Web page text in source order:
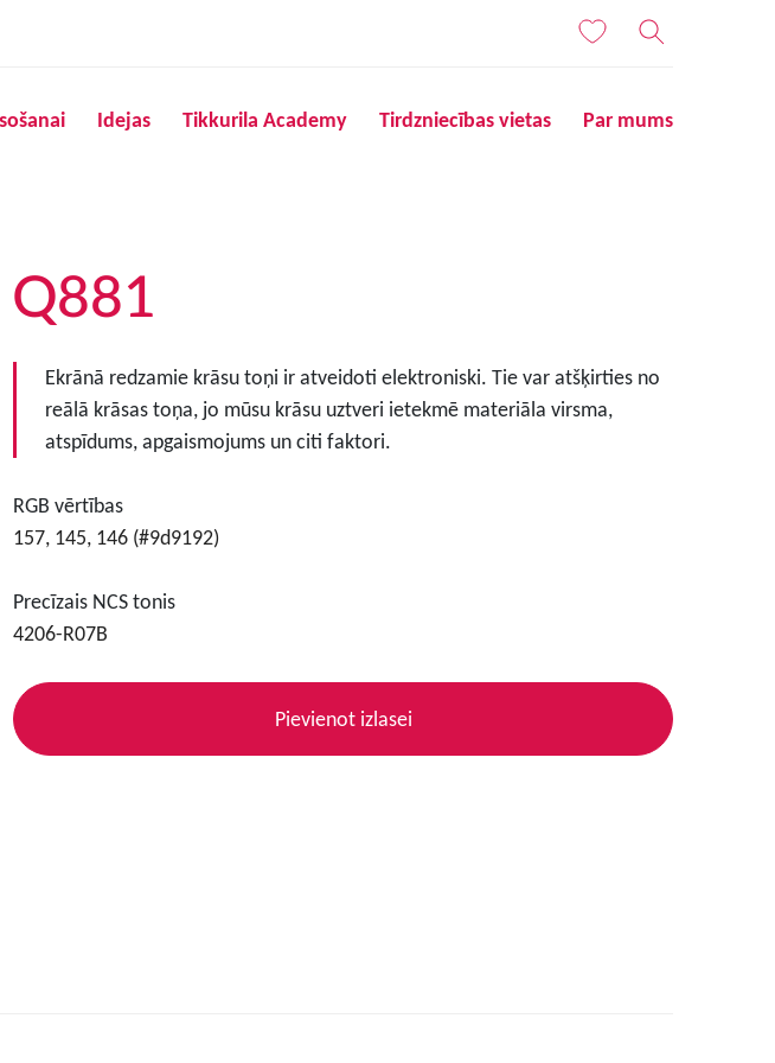
Idejas Tikkurila Academy Tirdzniecības vietas Par mums
Q881
Ekrānā redzamie krāsu toņi ir atveidoti elektroniski. Tie var atšķirties no
reālā krāsas toņa, jo mūsu krāsu uztveri ietekmē materiāla virsma,
atspīdums, apgaismojums un citi faktori.
RGB vērtības
157, 145, 146 (#9d9192)
Precīzais NCS tonis
4206-R07B
Pievienot izlasei